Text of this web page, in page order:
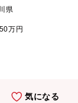
新設することとなり
を解消し、 業務プ
楽にするためのIT化
せ、機能子会社とし
出す、 非常にやり
■購買/調達業務関連
用・IT化・DX化課題
予算・実績管理）【
ッフは約100名。ガ
価値観を尊重し「チ
県
万円
気になる